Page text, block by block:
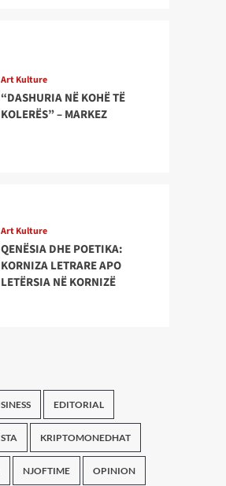
Art Kulture
“DASHURIA NË KOHË TË
KOLERËS” – MARKEZ
Art Kulture
QENËSIA DHE POETIKA:
KORNIZA LETRARE APO
LETËRSIA NË KORNIZË
EDITORIAL
KRIPTOMONEDHAT
NJOFTIME OPINION